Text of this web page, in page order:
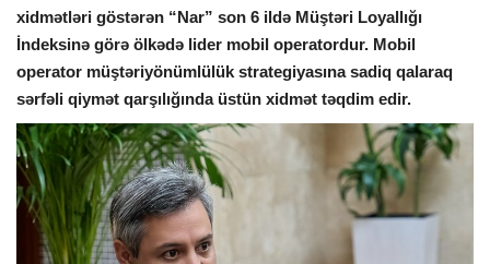
xidmətləri göstərən “Nar” son 6 ildə Müştəri Loyallığı
İndeksinə görə ölkədə lider mobil operatordur. Mobil
operator müştəriyönümlülük strategiyasına sadiq qalaraq
sərfəli qiymət qarşılığında üstün xidmət təqdim edir.